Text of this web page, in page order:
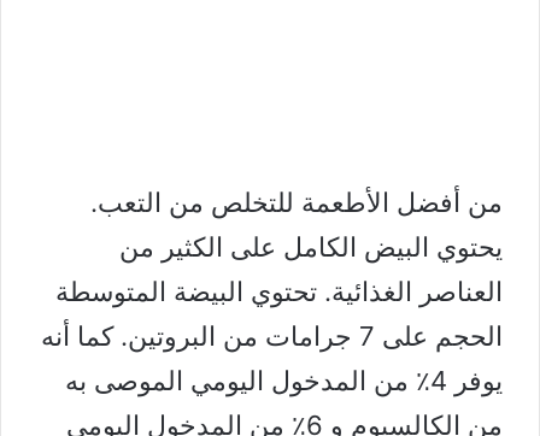
من أفضل الأطعمة للتخلص من التعب.
يحتوي البيض الكامل على الكثير من
العناصر الغذائية. تحتوي البيضة المتوسطة
الحجم على 7 جرامات من البروتين. كما أنه
يوفر 4٪ من المدخول اليومي الموصى به
من الكالسيوم و 6٪ من المدخول اليومي